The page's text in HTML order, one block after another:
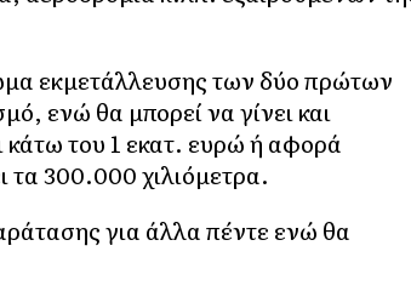
εκμετάλλευσης των δύο πρώτων
ενώ θα μπορεί να γίνει και
κάτω του 1 εκατ. ευρώ ή αφορά
τα 300.000 χιλιόμετρα.
για άλλα πέντε ενώ θα